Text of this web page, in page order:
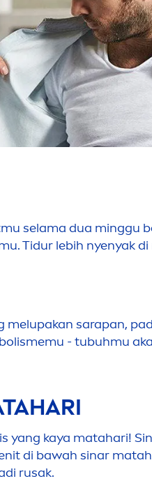
selama dua minggu
Tidur lebih nyenyak
sarapan,
- tubuhmu
yang kaya matahari!
it di bawah sinar
rusak.